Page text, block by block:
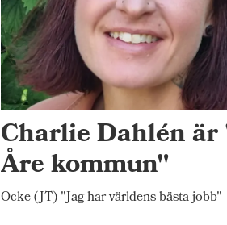
Charlie Dahlén
Åre kommun"
Ocke (JT) "Jag har världens bästa jobb"